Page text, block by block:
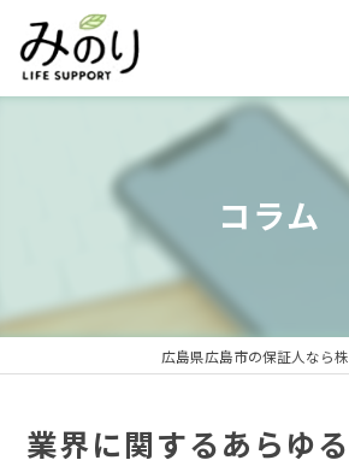
コラム
広島県広島市の保証人なら
業界に関するあらゆ